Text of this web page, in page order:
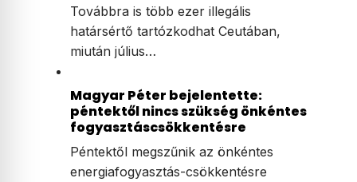
Továbbra is több ezer illegális
határsértő tartózkodhat Ceutában,
miután július…
Magyar Péter bejelentette:
péntektől nincs szükség önkéntes
fogyasztáscsökkentésre
Péntektől megszűnik az önkéntes
energiafogyasztás-csökkentésre